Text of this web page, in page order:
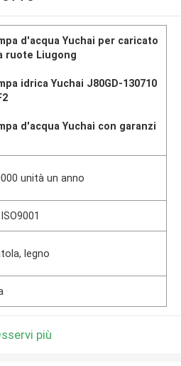
d'acqua Yuchai per caricato
ruote Liugong
idrica Yuchai J80GD-130710
d'acqua Yuchai con garanzi
unità un anno
legno
più